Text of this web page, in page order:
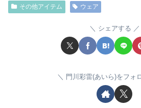
その他アイテム ウェア
シェアする
門川彩雷(あいら)をフォ